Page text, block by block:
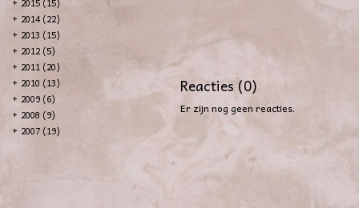
+ 2015 (15)
+ 2014 (22)
+ 2013 (15)
+ 2012 (5)
+ 2011 (20)
+ 2010 (13)
+ 2009 (6)
+ 2008 (9)
+ 2007 (19)
Reacties (0)
Er zijn nog geen reacties.